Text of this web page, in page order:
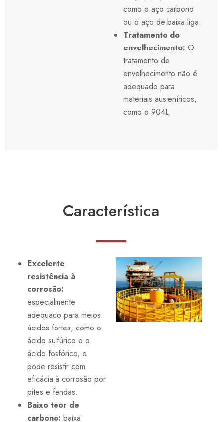
como o aço carbono
ou o aço de baixa liga.
Tratamento do
envelhecimento: O
tratamento de
envelhecimento não é
adequado para
materiais austeníticos,
como o 904L.
Característica
Excelente
resistência à
corrosão:
especialmente
adequado para meios
ácidos fortes, como o
ácido sulfúrico e o
ácido fosfórico, e
pode resistir com
eficácia à corrosão por
pites e fendas.
Baixo teor de
carbono: baixa